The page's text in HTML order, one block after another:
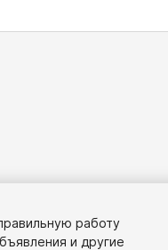
работу
и другие